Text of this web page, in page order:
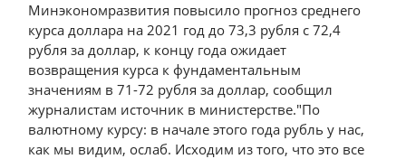
Минэкономразвития повысило прогноз среднего
курса доллара на 2021 год до 73,3 рубля с 72,4
рубля за доллар, к концу года ожидает
возвращения курса к фундаментальным
значениям в 71-72 рубля за доллар, сообщил
журналистам источник в министерстве."По
валютному курсу: в начале этого года рубль у нас,
как мы видим, ослаб. Исходим из того, что это все